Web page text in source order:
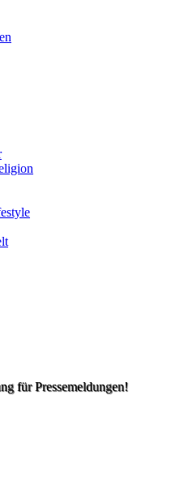
für Pressemeldungen!